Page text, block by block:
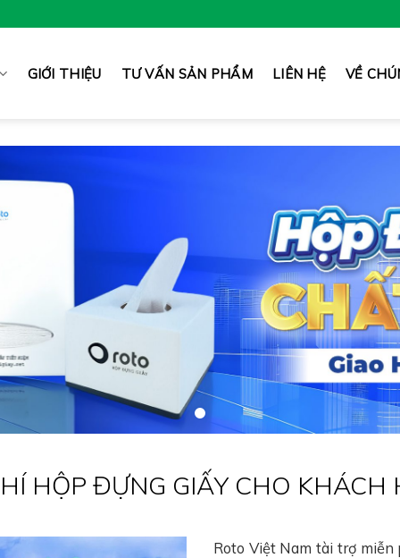
GIỚI THIỆU TƯ VẤN SẢN PHẨM LIÊN HỆ VỀ
HỘP ĐỰNG GIẤY CHO KHÁCH
Roto Việt Nam tài trợ